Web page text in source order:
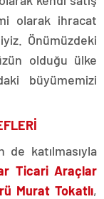
olarak ihracat
Önümüzdeki
olduğu ülke
büyümemizi
katılmasıyla
Ticari Araçlar
Murat Tokatlı,